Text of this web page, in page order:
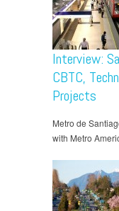
Interview:
CBTC,
Projects
Metro de
with Metro